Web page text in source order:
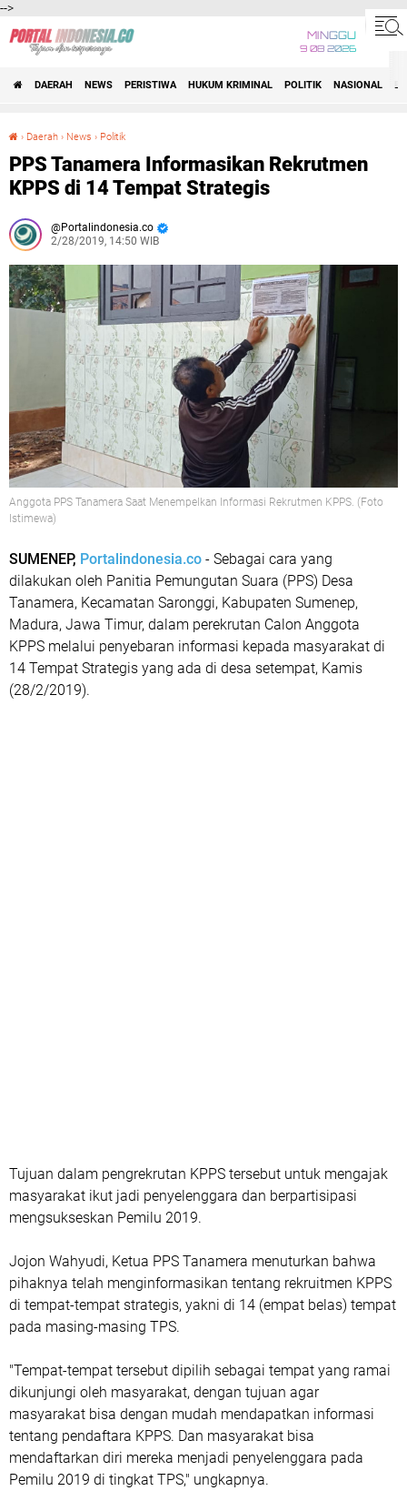
-->
MINGGU
9 08 2026
DAERAH NEWS PERISTIWA HUKUM KRIMINAL POLITIK NASIONAL
› Daerah › News › Politik
PPS Tanamera Informasikan Rekrutmen
KPPS di 14 Tempat Strategis
Portalindonesia.co
2/28/2019, 14:50 WIB
Anggota PPS Tanamera Saat Menempelkan Informasi Rekrutmen KPPS. (Foto
Istimewa)
SUMENEP, Portalindonesia.co - Sebagai cara yang
dilakukan oleh Panitia Pemungutan Suara (PPS) Desa
Tanamera, Kecamatan Saronggi, Kabupaten Sumenep,
Madura, Jawa Timur, dalam perekrutan Calon Anggota
KPPS melalui penyebaran informasi kepada masyarakat di
14 Tempat Strategis yang ada di desa setempat, Kamis
(28/2/2019).
Tujuan dalam pengrekrutan KPPS tersebut untuk mengajak
masyarakat ikut jadi penyelenggara dan berpartisipasi
mengsukseskan Pemilu 2019.
Jojon Wahyudi, Ketua PPS Tanamera menuturkan bahwa
pihaknya telah menginformasikan tentang rekruitmen KPPS
di tempat-tempat strategis, yakni di 14 (empat belas) tempat
pada masing-masing TPS.
"Tempat-tempat tersebut dipilih sebagai tempat yang ramai
dikunjungi oleh masyarakat, dengan tujuan agar
masyarakat bisa dengan mudah mendapatkan informasi
tentang pendaftara KPPS. Dan masyarakat bisa
mendaftarkan diri mereka menjadi penyelenggara pada
Pemilu 2019 di tingkat TPS," ungkapnya.